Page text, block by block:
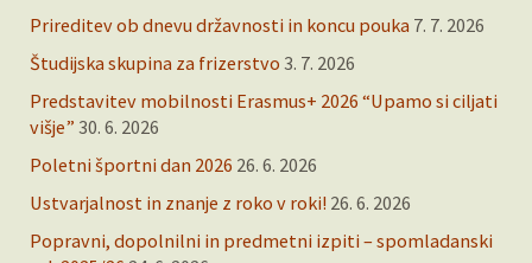
Prireditev ob dnevu državnosti in koncu pouka 7. 7. 2026
Študijska skupina za frizerstvo 3. 7. 2026
Predstavitev mobilnosti Erasmus+ 2026 “Upamo si ciljati
višje” 30. 6. 2026
Poletni športni dan 2026 26. 6. 2026
Ustvarjalnost in znanje z roko v roki! 26. 6. 2026
Popravni, dopolnilni in predmetni izpiti – spomladanski